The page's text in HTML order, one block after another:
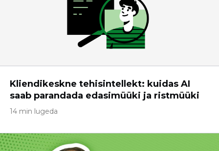
Kliendikeskne tehisintellekt: kuidas AI
saab parandada edasimüüki ja ristmüüki
14 min lugeda